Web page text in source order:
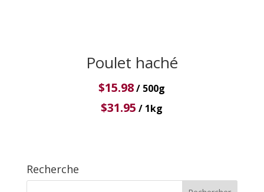
Poulet haché
$15.98/ 500g
$31.95 / 1kg
Recherche